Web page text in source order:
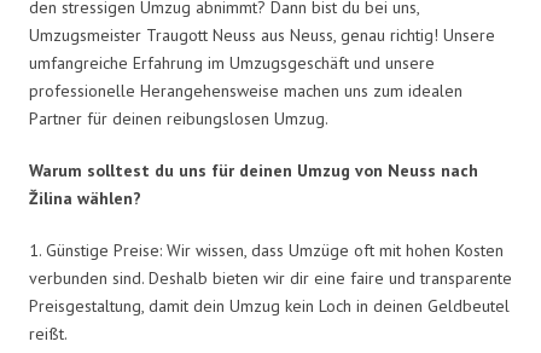
den stressigen Umzug abnimmt? Dann bist du bei uns,
Umzugsmeister Traugott Neuss aus Neuss, genau richtig! Unsere
umfangreiche Erfahrung im Umzugsgeschäft und unsere
professionelle Herangehensweise machen uns zum idealen
Partner für deinen reibungslosen Umzug.
Warum solltest du uns für deinen Umzug von Neuss nach
Žilina wählen?
1. Günstige Preise: Wir wissen, dass Umzüge oft mit hohen Kosten
verbunden sind. Deshalb bieten wir dir eine faire und transparente
Preisgestaltung, damit dein Umzug kein Loch in deinen Geldbeutel
reißt.